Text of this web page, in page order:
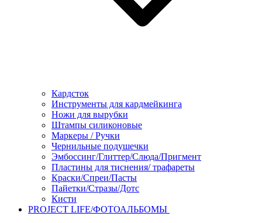
Кардсток
Инструменты для кардмейкинга
Ножи для вырубки
Штампы силиконовые
Маркеры / Ручки
Чернильные подушечки
Эмбоссинг/Глиттер/Слюда/Пригмент
Пластины для тиснения/ трафареты
Краски/Спреи/Пасты
Пайетки/Стразы/Дотс
Кисти
PROJECT LIFE/ФОТОАЛЬБОМЫ